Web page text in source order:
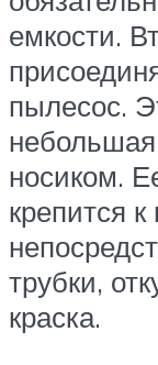
емкости.
пылесос.
носиком.
крепится
трубки,
краска.